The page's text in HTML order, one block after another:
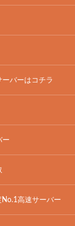
バーはコチラ
ー
No.1高速サーバー